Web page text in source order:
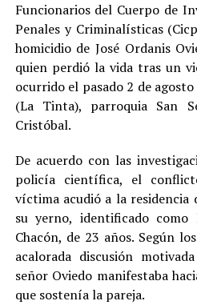
Funcionarios del Cuerpo de
Penales y Criminalísticas
homicidio de José Ordanis
quien perdió la vida tras un
ocurrido el pasado 2 de
(La Tinta), parroquia San
Cristóbal.
De acuerdo con las
policía científica, el
víctima acudió a la residencia
su yerno, identificado como
Chacón, de 23 años. Según
acalorada discusión
señor Oviedo manifestaba
que sostenía la pareja.